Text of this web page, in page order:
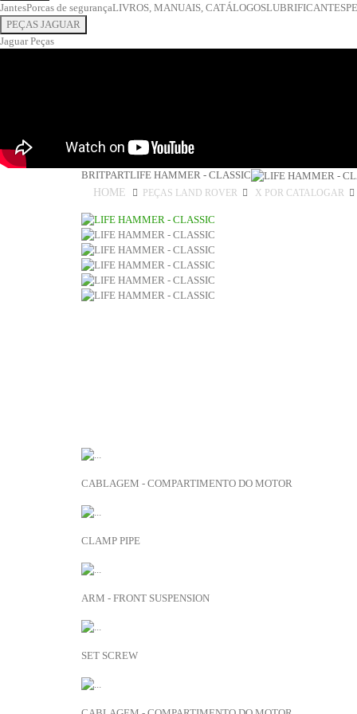
COMBUSTÍVEL
Depósito combustível
Tubos de combustível
Bombas de combustível
EIXOS
ELECTRICIDADE
Lâmpadas e casquilhos
Fusíveis, relés e unidades eletrónicas
Tubos de embraiagem
Rolamento de embraiagem
Filtro combustível
KITS DE REVISÃO
Juntas e vedantes motor
Correias e distribuição
PARAFUSO A MENOS?
SÃO UMAS PORCAS! E ANILHAS
JantesPorcas de segurançaLIVROS, MANUAIS, CATÁLOGOSLUBRIFICANTES
PEÇAS JAGUAR
Jaguar Peças
BRITPARTLIFE HAMMER - CLASSIC
HOME
PEÇAS LAND ROVER X POR CATALOGAR
CABLAGEM - COMPARTIMENTO DO MOTOR
CLAMP PIPE
ARM - FRONT SUSPENSION
SET SCREW